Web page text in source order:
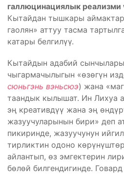
галлюцинациялык реализми
Кытайдан тышкары
гаолян» аттуу тасма
катары белгилүү.
Кытайдын адабий
чыгармачылыгын «өзөгүн
сюньгэнь вэньсюэ) жана
таандык кылышат. Ин Лихуа
эң креативдүү жана эң
жазуучуларынын бири» деп
пикиринде, жазуучунун
тирликтин одоно
айлантып, өз эмгектерин
бөлөй билгендигинде.